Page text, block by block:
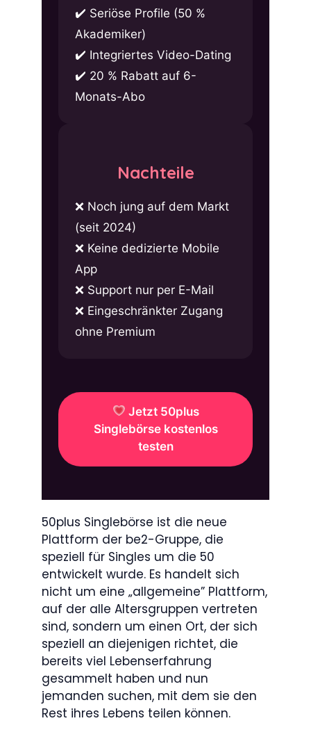
Seriöse Profile (50 %
Akademiker)
Integriertes Video-Dating
20 % Rabatt auf 6-
Monats-Abo
Nachteile
Noch jung auf dem Markt
(seit 2024)
Keine dedizierte Mobile
App
Support nur per E-Mail
Eingeschränkter Zugang
ohne Premium
Jetzt 50plus
Singlebörse kostenlos
testen
50plus Singlebörse ist die neue
Plattform der be2-Gruppe, die
speziell für Singles um die 50
entwickelt wurde. Es handelt sich
nicht um eine „allgemeine” Plattform,
auf der alle Altersgruppen vertreten
sind, sondern um einen Ort, der sich
speziell an diejenigen richtet, die
bereits viel Lebenserfahrung
gesammelt haben und nun
jemanden suchen, mit dem sie den
Rest ihres Lebens teilen können.